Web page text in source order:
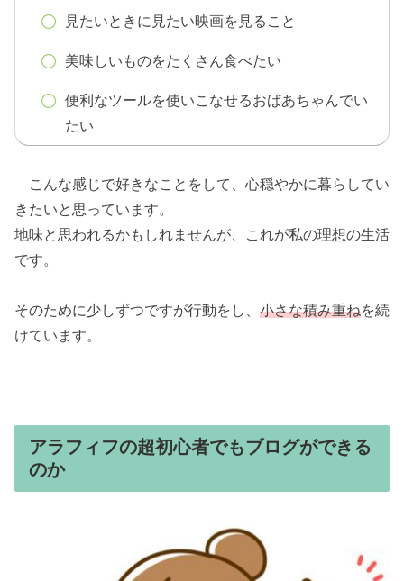
見たいときに見たい映画を見ること
美味しいものをたくさん食べたい
便利なツールを使いこなせるおばあちゃんでい
たい
こんな感じで好きなことをして、心穏やかに暮らしてい
きたいと思っています。
地味と思われるかもしれませんが、これが私の理想の生活
です。
そのために少しずつですが行動をし、 小さな積み重ねを続
けています。
アラフィフの超初心者でもブログができる
のか